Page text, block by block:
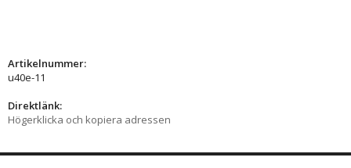
Artikelnummer:
u40e-11
Direktlänk:
Högerklicka och kopiera adressen